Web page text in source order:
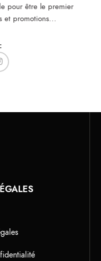
pour être le premier
et promotions...​